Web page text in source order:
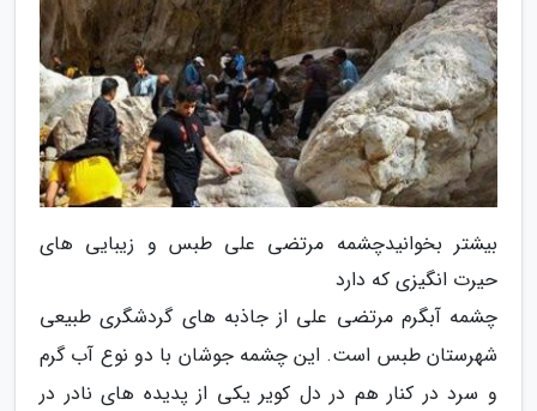
بیشتر بخوانیدچشمه مرتضی علی طبس و زیبایی های
حیرت انگیزی که دارد
چشمه آبگرم مرتضی علی از جاذبه های گردشگری طبیعی
شهرستان طبس است. این چشمه جوشان با دو نوع آب گرم
و سرد در کنار هم در دل کویر یکی از پدیده های نادر در